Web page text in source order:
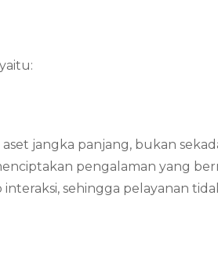
jangka panjang, bukan
pengalaman yang
sehingga pelayanan